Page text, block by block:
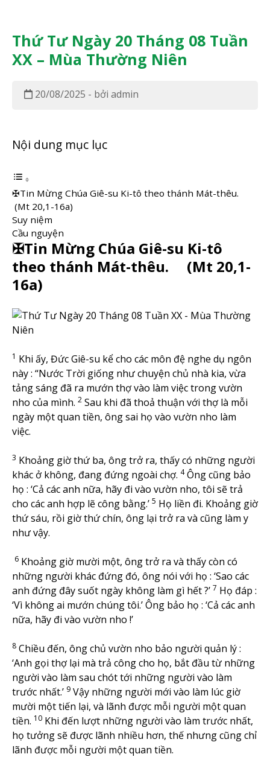
Thứ Tư Ngày 20 Tháng 08 Tuần
XX – Mùa Thường Niên
20/08/2025 - bởi admin
Nội dung mục lục
✠Tin Mừng Chúa Giê-su Ki-tô theo thánh Mát-thêu.
(Mt 20,1-16a)
Suy niệm
Cầu nguyện
✠Tin Mừng Chúa Giê-su Ki-tô
theo thánh Mát-thêu. (Mt 20,1-
16a)
1 Khi ấy, Đức Giê-su kể cho các môn đệ nghe dụ ngôn
này : “Nước Trời giống như chuyện chủ nhà kia, vừa
tảng sáng đã ra mướn thợ vào làm việc trong vườn
nho của mình. 2 Sau khi đã thoả thuận với thợ là mỗi
ngày một quan tiền, ông sai họ vào vườn nho làm
việc.
3 Khoảng giờ thứ ba, ông trở ra, thấy có những người
khác ở không, đang đứng ngoài chợ. 4Ông cũng bảo
họ : ‘Cả các anh nữa, hãy đi vào vườn nho, tôi sẽ trả
cho các anh hợp lẽ công bằng.’ 5 Họ liền đi. Khoảng giờ
thứ sáu, rồi giờ thứ chín, ông lại trở ra và cũng làm y
như vậy.
6 Khoảng giờ mười một, ông trở ra và thấy còn có
những người khác đứng đó, ông nói với họ : ‘Sao các
anh đứng đây suốt ngày không làm gì hết ?’ 7 Họ đáp :
‘Vì không ai mướn chúng tôi.’ Ông bảo họ : ‘Cả các anh
nữa, hãy đi vào vườn nho !’
8 Chiều đến, ông chủ vườn nho bảo người quản lý :
‘Anh gọi thợ lại mà trả công cho họ, bắt đầu từ những
người vào làm sau chót tới những người vào làm
trước nhất.’ 9 Vậy những người mới vào làm lúc giờ
mười một tiến lại, và lãnh được mỗi người một quan
tiền. 10 Khi đến lượt những người vào làm trước nhất,
họ tưởng sẽ được lãnh nhiều hơn, thế nhưng cũng chỉ
lãnh được mỗi người một quan tiền.